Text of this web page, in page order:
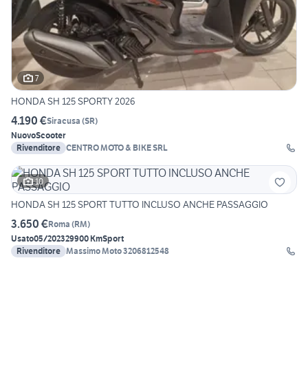
7
HONDA SH 125 SPORTY 2026
4.190 €Siracusa (SR)
NuovoScooter
Rivenditore
CENTRO MOTO & BIKE SRL
10
HONDA SH 125 SPORT TUTTO INCLUSO ANCHE PASSAGGIO
3.650 €Roma (RM)
Usato05/202329900 KmSport
Rivenditore Massimo Moto 3206812548